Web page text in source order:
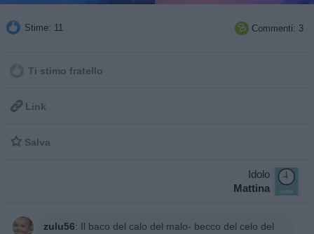
Stime: 11  Commenti: 3
Ti stimo fratello
 Link
 Salva
Idolo
Mattina
zulu56: Il baco del calo del malo- becco del celo del